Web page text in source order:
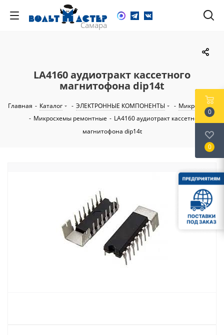
LA4160 аудиотракт кассетного
магнитофона dip14t
Главная - Каталог - ЭЛЕКТРОННЫЕ КОМПОНЕНТЫ - Микросхемы
- Микросхемы ремонтные - LA4160 аудиотракт кассетного
магнитофона dip14t
0
0